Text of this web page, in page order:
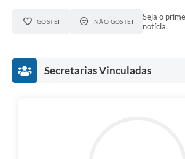
GOSTEI NÃO GOSTEI
Seja o
notícia.
Secretarias Vinculadas